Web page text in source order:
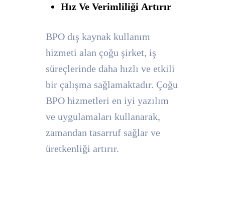
Hız Ve Verimliliği Artırır
BPO dış kaynak kullanım
hizmeti alan çoğu şirket, iş
süreçlerinde daha hızlı ve etkili
bir çalışma sağlamaktadır. Çoğu
BPO hizmetleri en iyi yazılım
ve uygulamaları kullanarak,
zamandan tasarruf sağlar ve
üretkenliği artırır.